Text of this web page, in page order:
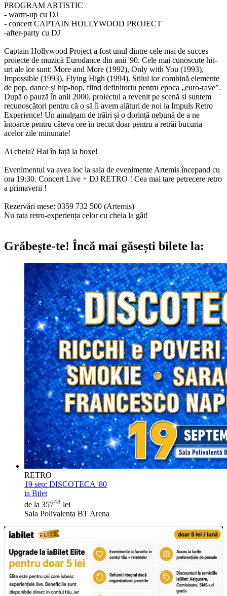
PROGRAM ARTISTIC
- warm-up cu DJ
- concert CAPTAIN HOLLYWOOD PROJECT
-after-party cu DJ
Captain Hollywood Project a fost unul dintre cele mai de succes
proiecte de muzică Eurodance din anii '90. Cele mai cunoscute hit-
uri ale lor sunt: More and More (1992), Only with You (1993),
Impossible (1993), Flying High (1994). Stilul lor combină elemente
de pop, dance și hip-hop, fiind definitoriu pentru epoca „euro-rave”.
După o pauză în anii 2000, proiectul a revenit pe scenă si suntem
recunoscători pentru că o să îi avem alături de noi la Impuls Retro
Experience! Un amalgam de trăiri și o dorință nebună de a ne
întoarce pentru câteva ore în trecut doar pentru a retrăi bucuria
acelor zile minunate!
Ai cheia? Hai în față la boxe!
Evenimentul va avea loc la sala de evenimente Artemis începand cu
ora 19:30. Concert Live + DJ RETRO ! Cea mai tare petrecere retro
a primaverii !
Rezervări mese: 0359 732 500 (Artemis)
Nu rata retro-experiența celor cu cheia la gât!
Grăbește-te! Încă mai găsești bilete la:
RETRO
19 sep: DISCOTECA '80
ia Bilet
de la 35748 lei
Sala Polivalenta BT Arena